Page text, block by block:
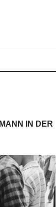
IN DER